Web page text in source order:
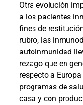
Otra evolución
a los pacientes
fines de
rubro, las
autoinmunidad
rezago que en
respecto a
programas de
casa y con